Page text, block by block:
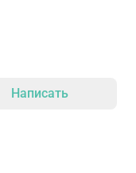
Написать